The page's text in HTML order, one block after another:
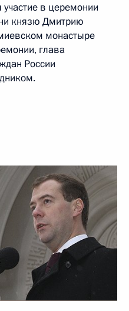
в церемонии
князю Дмитрию
монастыре
глава
России